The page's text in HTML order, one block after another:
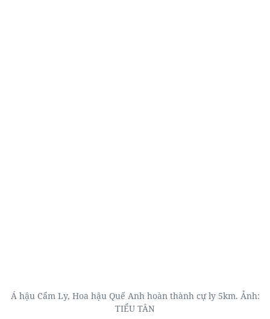
Á hậu Cẩm Ly, Hoa hậu Quế Anh hoàn thành cự ly 5km. Ảnh:
TIỂU TÂN